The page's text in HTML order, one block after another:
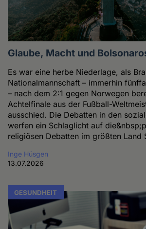
Glaube, Macht und
Es war eine herbe Niederlage, als
Nationalmannschaft – immerhin
– nach dem 2:1 gegen Norwegen
Achtelfinale aus der Fußball-
ausschied. Die Debatten in den
werfen ein Schlaglicht auf
religiösen Debatten im größten Land
Inge Hüsgen
13.07.2026
GESUNDHEIT